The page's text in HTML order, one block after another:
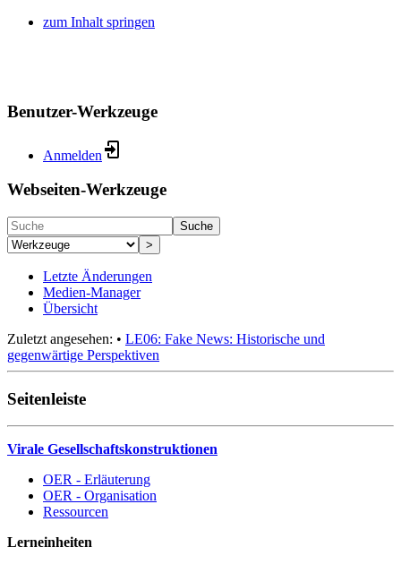
zum Inhalt springen
Benutzer-Werkzeuge
Anmelden
Webseiten-Werkzeuge
Suche
>
Letzte Änderungen
Medien-Manager
Übersicht
Zuletzt angesehen: • LE06: Fake News: Historische und
gegenwärtige Perspektiven
Seitenleiste
Virale Gesellschaftskonstruktionen
OER - Erläuterung
OER - Organisation
Ressourcen
Lerneinheiten